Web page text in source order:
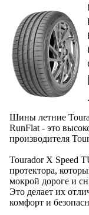
Найти
Шины летние
RunFlat - это
производителя
Tourador X Speed
протектора,
мокрой дороге и
Это делает их
комфорт и